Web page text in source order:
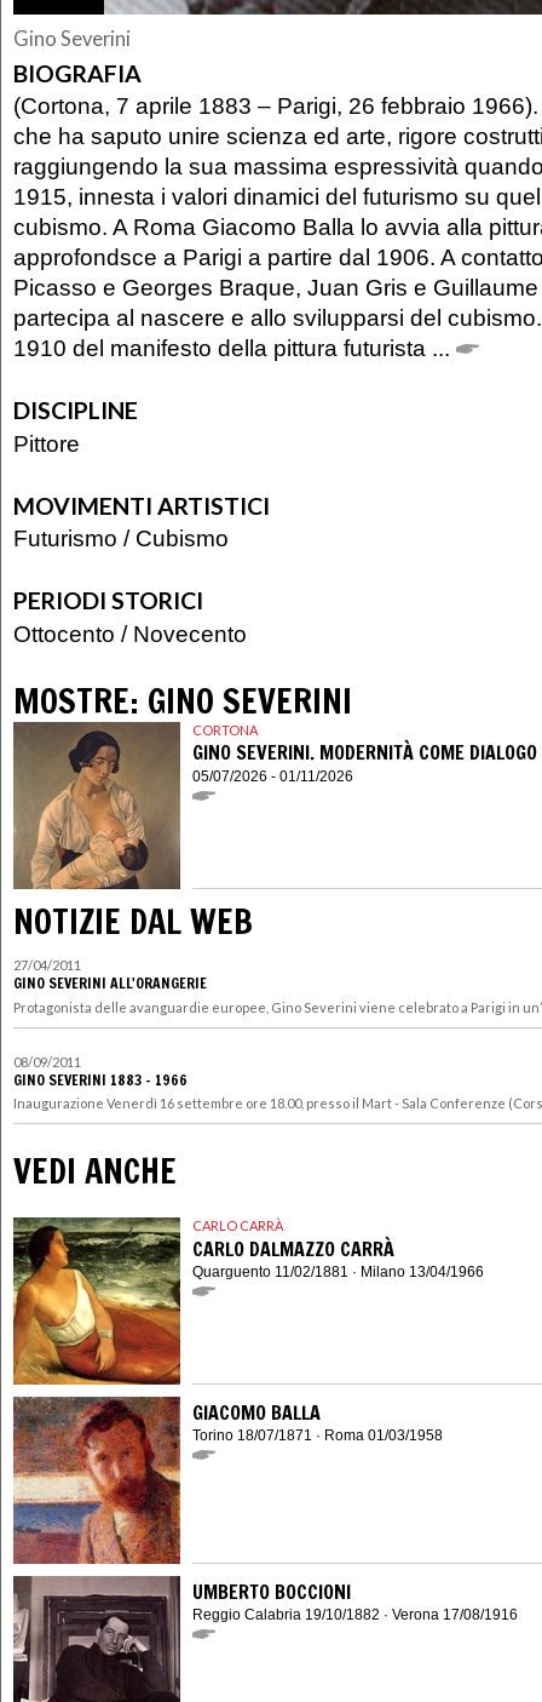
Gino Severini
BIOGRAFIA
(Cortona, 7 aprile 1883 – Parigi, 26 febbraio 1966).
che ha saputo unire scienza ed arte, rigore
raggiungendo la sua massima espressività
1915, innesta i valori dinamici del futurismo su
cubismo. A Roma Giacomo Balla lo avvia alla
approfondsce a Parigi a partire dal 1906. A
Picasso e Georges Braque, Juan Gris e
partecipa al nascere e allo svilupparsi del
1910 del manifesto della pittura futurista ...
DISCIPLINE
Pittore
MOVIMENTI ARTISTICI
Futurismo / Cubismo
PERIODI STORICI
Ottocento / Novecento
MOSTRE: GINO SEVERINI
CORTONA
GINO SEVERINI. MODERNITÀ COME DIALOGO
05/07/2026 - 01/11/2026
NOTIZIE DAL WEB
27/04/2011
GINO SEVERINI ALL'ORANGERIE
Protagonista delle avanguardie europee, Gino Severini viene celebrato a Parigi in
08/09/2011
GINO SEVERINI 1883 - 1966
Inaugurazione Venerdì 16 settembre ore 18.00, presso il Mart - Sala Conferenze
VEDI ANCHE
CARLO CARRÀ
CARLO DALMAZZO CARRÀ
Quarguento 11/02/1881 · Milano 13/04/1966
GIACOMO BALLA
Torino 18/07/1871 · Roma 01/03/1958
UMBERTO BOCCIONI
Reggio Calabria 19/10/1882 · Verona 17/08/1916